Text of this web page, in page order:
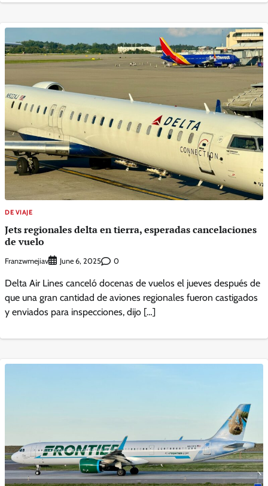
DE VIAJE
Jets regionales delta en tierra, esperadas cancelaciones
de vuelo
Franzwmejiav June 6, 2025 0
Delta Air Lines canceló docenas de vuelos el jueves después de
que una gran cantidad de aviones regionales fueron castigados
y enviados para inspecciones, dijo […]